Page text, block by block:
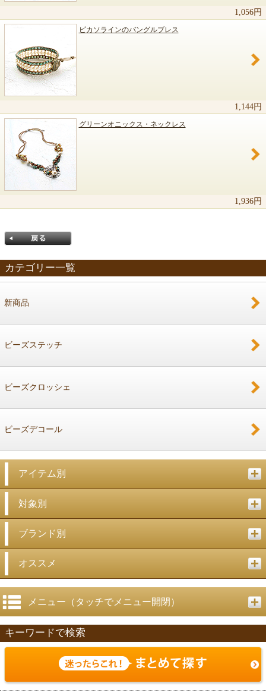
1,056円
ピカソラインのバングルブレス
1,144円
グリーンオニックス・ネックレス
1,936円
カテゴリー一覧
新商品
ビーズステッチ
ビーズクロッシェ
ビーズデコール
アイテム別
対象別
ブランド別
オススメ
メニュー（タッチでメニュー開閉）
キーワードで検索